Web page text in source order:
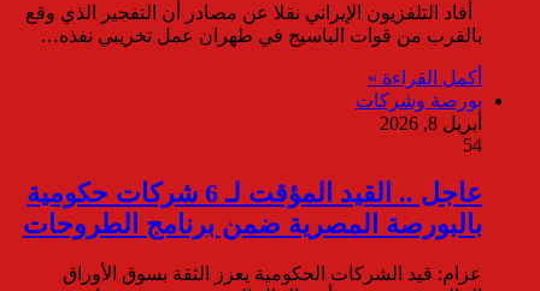
أفاد التلفزيون الإيراني نقلا عن مصادر أن التفجير الذي وقع
بالقرب من قوات الباسيج في طهران عمل تخريبي نفذه…
أكمل القراءة »
بورصة وشركات
أبريل 8, 2026
54
عاجل .. القيد المؤقت لـ 6 شركات حكومية
بالبورصة المصرية ضمن برنامج الطروحات
عزام: قيد الشركات الحكومية يعزز الثقة بسوق الأوراق